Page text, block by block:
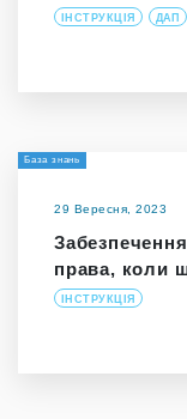
ІНСТРУКЦІЯ ДАП
База знань
29 Вересня, 2023
права, коли
ІНСТРУКЦІЯ